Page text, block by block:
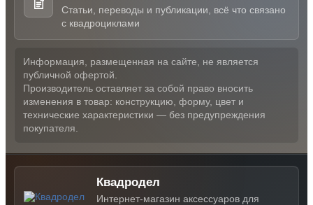
Статьи, переводы и публикации, всё что связано
с квадроциклами
Информация, размещенная на сайте, не является
публичной офертой.
Производитель оставляет за собой право вносить
изменения в товар: конструкцию, форму, цвет и
технические характеристики — без предупреждения
покупателя.
Квадродел
Интернет-магазин аксессуаров для